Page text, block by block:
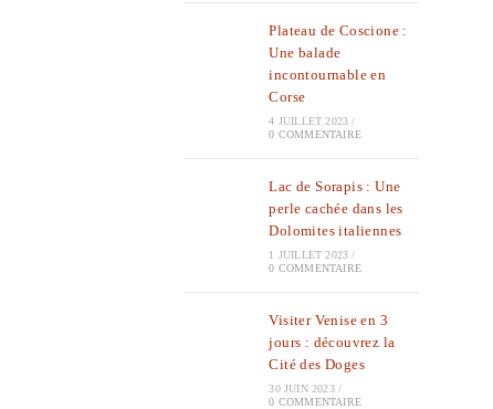
Plateau de Coscione :
Une balade
incontournable en
Corse
4 JUILLET 2023 /
0 COMMENTAIRE
Lac de Sorapis : Une
perle cachée dans les
Dolomites italiennes
1 JUILLET 2023 /
0 COMMENTAIRE
Visiter Venise en 3
jours : découvrez la
Cité des Doges
30 JUIN 2023 /
0 COMMENTAIRE